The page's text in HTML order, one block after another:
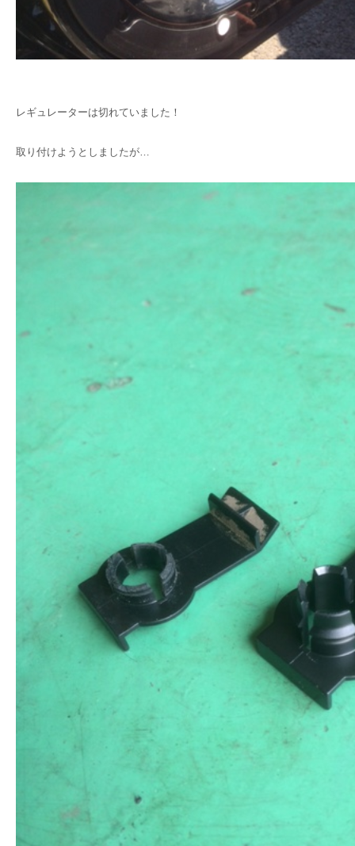
レギュレーターは切れていました！
取り付けようとしましたが…